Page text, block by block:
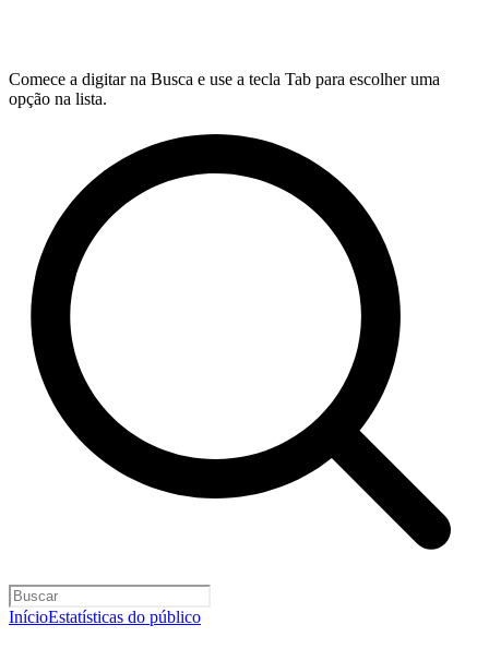
Comece a digitar na Busca e use a tecla Tab para escolher uma
opção na lista.
InícioEstatísticas do público